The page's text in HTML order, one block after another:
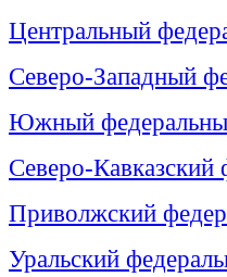
Центральный
Северо-Западный
Южный
Северо-Кавказский
Приволжский
Уральский